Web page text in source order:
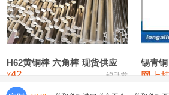
铸造铝合金锭(ZLD104) 24,300—24,500
压铸锌合金锭 26,500—26,700
氯化镍 38,300—40,300
H62黄铜棒 六角棒 现货供应
¥42 锦升发
锡青
网上